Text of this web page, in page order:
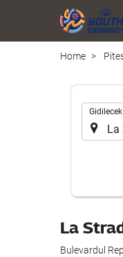
Home
La
Bulevardul